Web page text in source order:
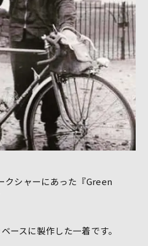
クシャーにあった『Green
ースに製作した一着です。